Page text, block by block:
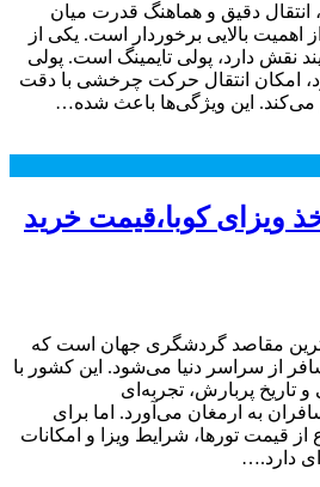
دقیق و هماهنگ قدرت میان
اهمیت بالایی برخوردار است. یکی از
نقش دارد، پولی تایمینگ است. پولی
امکان انتقال حرکت چرخشی با دقت
می‌کند. این ویژگی‌ها باعث شده…
ویزای کوبا،قیمت خرید
مقاصد گردشگری جهان است که
از سراسر دنیا می‌شود. این کشور با
تاریخ پربارش، تجربه‌ای
به ارمغان می‌آورد. اما برای
از قیمت تورها، شرایط ویزا و امکانات
دارد.…